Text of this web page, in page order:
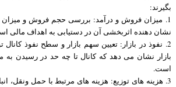
بگیرند:
1. میزان فروش و درآمد: بررسی حجم فروش و میزان
نشان دهنده اثربخشی آن در دستیابی به اهداف مالی
2. نفوذ در بازار: تعیین سهم بازار و سطح نفوذ
بازار نشان می دهد که کانال تا چه حد در رسیدن
است.
3. هزینه های توزیع: هزینه های مرتبط با حمل ونقل،